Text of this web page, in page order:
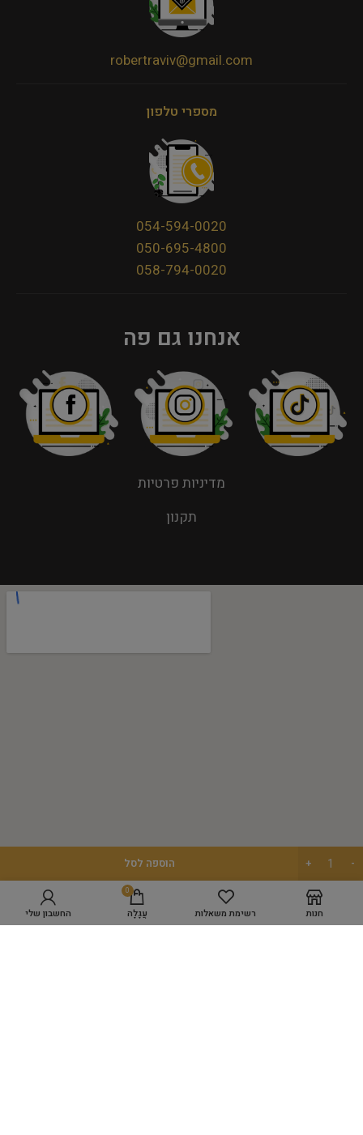
robertraviv@gmail.com
מספרי טלפון
054-594-0020
050-695-4800
058-794-0020
אנחנו גם פה
מדיניות פרטיות
תקנון
מפת אתר
הוספה לסל
חנות רשימת משאלות
0
עֲגָלָה החשבון שלי